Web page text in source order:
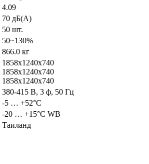
4.09
70 дБ(А)
50 шт.
50~130%
866.0 кг
1858x1240x740
1858x1240x740
1858x1240x740
380-415 В, 3 ф, 50 Гц
-5 … +52°C
-20 … +15°C WB
Таиланд